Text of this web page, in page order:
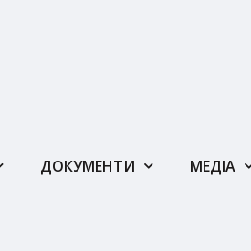
ДОКУМЕНТИ МЕДІА